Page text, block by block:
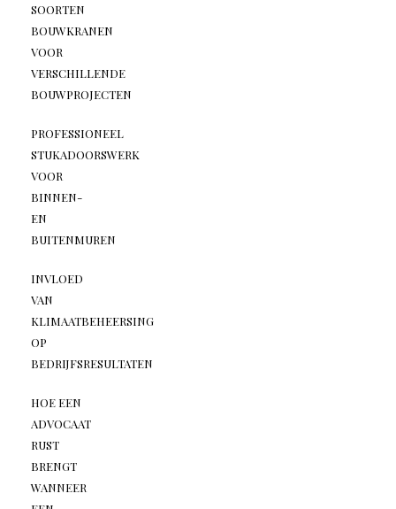
SOORTEN
BOUWKRANEN
VOOR
VERSCHILLENDE
BOUWPROJECTEN
PROFESSIONEEL
STUKADOORSWERK
VOOR
BINNEN-
EN
BUITENMUREN
INVLOED
VAN
KLIMAATBEHEERSING
OP
BEDRIJFSRESULTATEN
HOE EEN
ADVOCAAT
RUST
BRENGT
WANNEER